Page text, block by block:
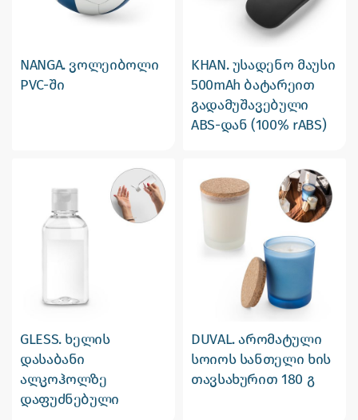
NANGA. ვოლეიბოლი
PVC-ში
KHAN. უსადენო მაუსი
500mAh ბატარეით
გადამუშავებული
ABS-დან (100% rABS)
GLESS. ხელის
დასაბანი
ალკოჰოლზე
დაფუძნებული
DUVAL. არომატული
სოიოს სანთელი ხის
თავსახურით 180 გ